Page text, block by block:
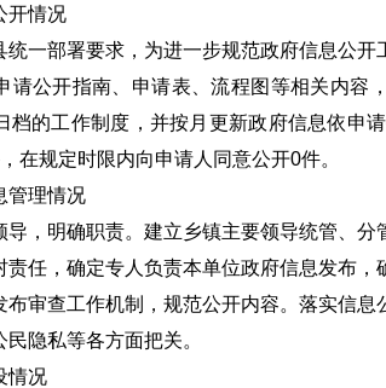
开情况
统一部署要求，为进一步规范政府信息公开
请公开指南、申请表、流程图等相关内容
档的工作制度，并按月更新政府信息依申
在规定时限内向申请人同意公开0件。
管理情况
导，明确职责。建立乡镇主要领导统管、分
任，确定专人负责本单位政府信息发布，
布审查工作机制，规范公开内容。落实信
隐私等各方面把关。
情况